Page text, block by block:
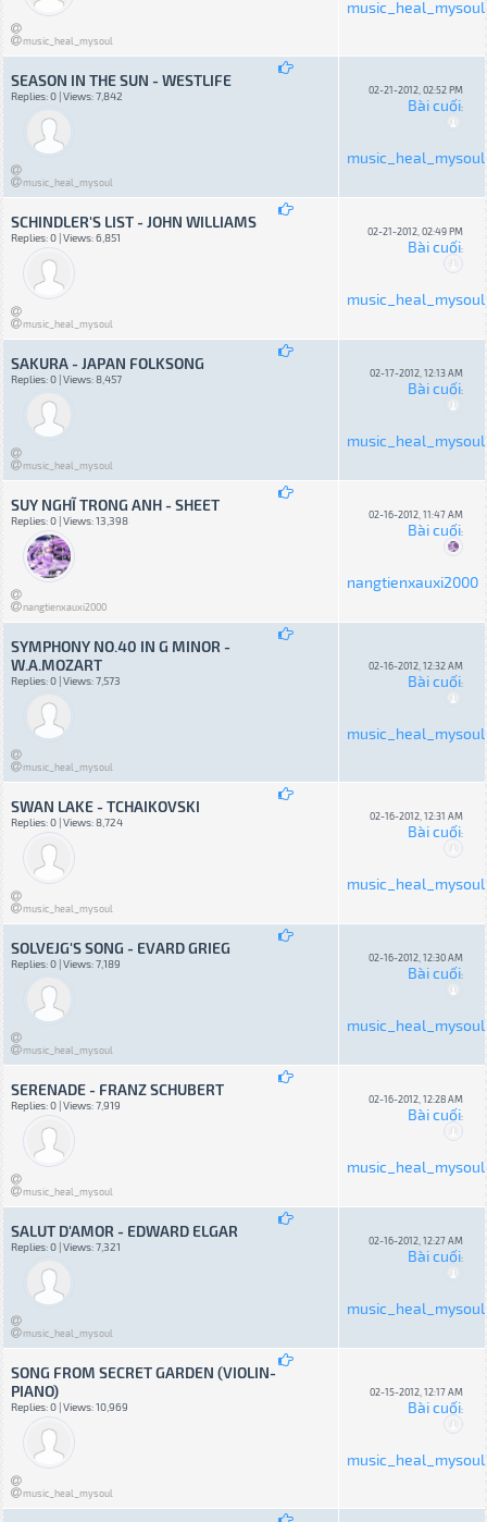
music_heal_mysoul
music_heal_mysoul
SEASON IN THE SUN - WESTLIFE
Replies: 0 | Views: 7,842
music_heal_mysoul
02-21-2012, 02:52 PM
Bài cuối:
music_heal_mysoul
SCHINDLER'S LIST - JOHN WILLIAMS
Replies: 0 | Views: 6,851
music_heal_mysoul
02-21-2012, 02:49 PM
Bài cuối:
music_heal_mysoul
SAKURA - JAPAN FOLKSONG
Replies: 0 | Views: 8,457
music_heal_mysoul
02-17-2012, 12:13 AM
Bài cuối:
music_heal_mysoul
SUY NGHĨ TRONG ANH - SHEET
Replies: 0 | Views: 13,398
nangtienxauxi2000
02-16-2012, 11:47 AM
Bài cuối:
nangtienxauxi2000
SYMPHONY NO.40 IN G MINOR -
W.A.MOZART
Replies: 0 | Views: 7,573
music_heal_mysoul
02-16-2012, 12:32 AM
Bài cuối:
music_heal_mysoul
SWAN LAKE - TCHAIKOVSKI
Replies: 0 | Views: 8,724
music_heal_mysoul
02-16-2012, 12:31 AM
Bài cuối:
music_heal_mysoul
SOLVEJG'S SONG - EVARD GRIEG
Replies: 0 | Views: 7,189
music_heal_mysoul
02-16-2012, 12:30 AM
Bài cuối:
music_heal_mysoul
SERENADE - FRANZ SCHUBERT
Replies: 0 | Views: 7,919
music_heal_mysoul
02-16-2012, 12:28 AM
Bài cuối:
music_heal_mysoul
SALUT D'AMOR - EDWARD ELGAR
Replies: 0 | Views: 7,321
music_heal_mysoul
02-16-2012, 12:27 AM
Bài cuối:
music_heal_mysoul
SONG FROM SECRET GARDEN (VIOLIN-
PIANO)
Replies: 0 | Views: 10,969
music_heal_mysoul
02-15-2012, 12:17 AM
Bài cuối:
music_heal_mysoul